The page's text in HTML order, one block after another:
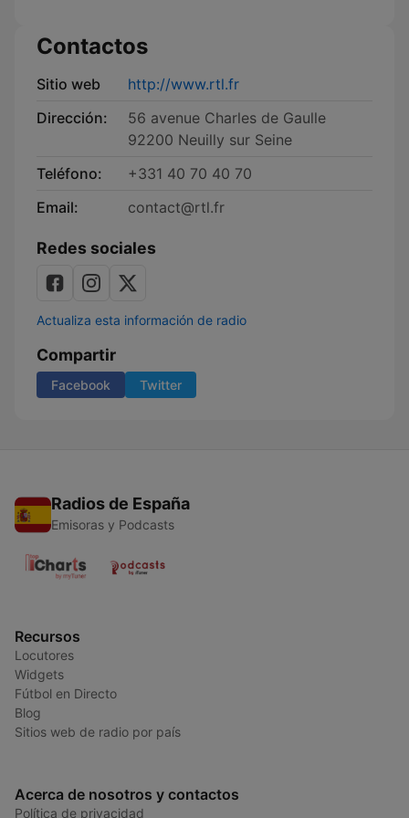
Contactos
Sitio web
http://www.rtl.fr
Dirección:
56 avenue Charles de Gaulle
92200 Neuilly sur Seine
Teléfono:
+331 40 70 40 70
Email:
contact@rtl.fr
Redes sociales
Actualiza esta información de radio
Compartir
Facebook Twitter
Radios de España
Emisoras y Podcasts
Recursos
Locutores
Widgets
Fútbol en Directo
Blog
Sitios web de radio por país
Acerca de nosotros y contactos
Política de privacidad